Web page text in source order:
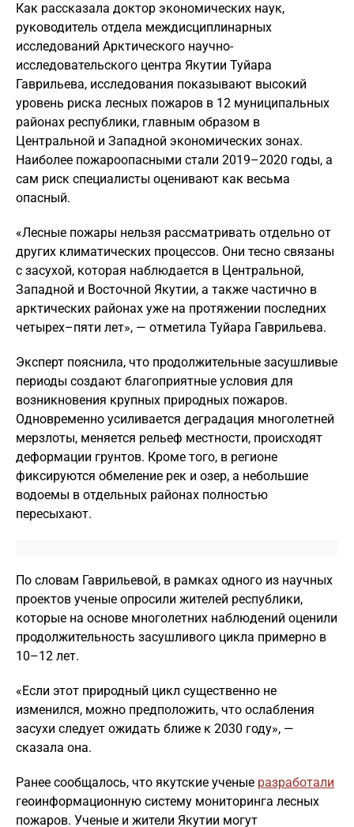
Как рассказала доктор экономических наук,
руководитель отдела междисциплинарных
исследований Арктического научно-
исследовательского центра Якутии Туйара
Гаврильева, исследования показывают высокий
уровень риска лесных пожаров в 12 муниципальных
районах республики, главным образом в
Центральной и Западной экономических зонах.
Наиболее пожароопасными стали 2019–2020 годы, а
сам риск специалисты оценивают как весьма
опасный.
«Лесные пожары нельзя рассматривать отдельно от
других климатических процессов. Они тесно связаны
с засухой, которая наблюдается в Центральной,
Западной и Восточной Якутии, а также частично в
арктических районах уже на протяжении последних
четырех–пяти лет», — отметила Туйара Гаврильева.
Эксперт пояснила, что продолжительные засушливые
периоды создают благоприятные условия для
возникновения крупных природных пожаров.
Одновременно усиливается деградация многолетней
мерзлоты, меняется рельеф местности, происходят
деформации грунтов. Кроме того, в регионе
фиксируются обмеление рек и озер, а небольшие
водоемы в отдельных районах полностью
пересыхают.
По словам Гаврильевой, в рамках одного из научных
проектов ученые опросили жителей республики,
которые на основе многолетних наблюдений оценили
продолжительность засушливого цикла примерно в
10–12 лет.
«Если этот природный цикл существенно не
изменился, можно предположить, что ослабления
засухи следует ожидать ближе к 2030 году», —
сказала она.
Ранее сообщалось, что якутские ученые разработали
геоинформационную систему мониторинга лесных
пожаров. Ученые и жители Якутии могут